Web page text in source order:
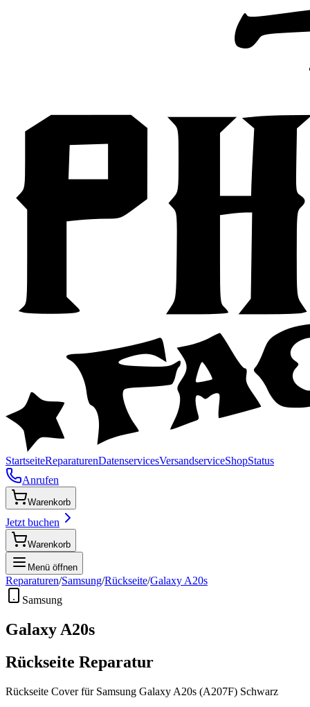
StartseiteReparaturenDatenservicesVersandserviceShopStatus
Anrufen
Warenkorb
Jetzt buchen
Warenkorb
Menü öffnen
Reparaturen/Samsung/Rückseite/Galaxy A20s
Samsung
Galaxy A20s
Rückseite Reparatur
Rückseite Cover für Samsung Galaxy A20s (A207F) Schwarz